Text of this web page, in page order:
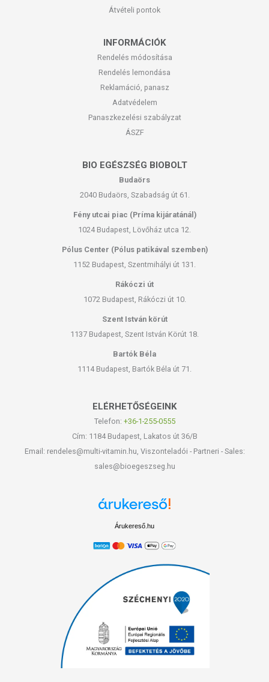
Átvételi pontok
INFORMÁCIÓK
Rendelés módosítása
Rendelés lemondása
Reklamáció, panasz
Adatvédelem
Panaszkezelési szabályzat
ÁSZF
BIO EGÉSZSÉG BIOBOLT
Budaörs
2040 Budaörs, Szabadság út 61.
Fény utcai piac (Príma kijáratánál)
1024 Budapest, Lövőház utca 12.
Pólus Center (Pólus patikával szemben)
1152 Budapest, Szentmihályi út 131.
Rákóczi út
1072 Budapest, Rákóczi út 10.
Szent István körút
1137 Budapest, Szent István Körút 18.
Bartók Béla
1114 Budapest, Bartók Béla út 71.
ELÉRHETŐSÉGEINK
Telefon: +36-1-255-0555
Cím: 1184 Budapest, Lakatos út 36/B
Email: rendeles@multi-vitamin.hu, Viszonteladói - Partneri - Sales:
sales@bioegeszseg.hu
Árukereső.hu